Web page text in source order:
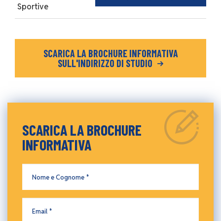
Sportive
SCARICA LA BROCHURE INFORMATIVA
SULL'INDIRIZZO DI STUDIO
Testo
SCARICA LA BROCHURE
INFORMATIVA